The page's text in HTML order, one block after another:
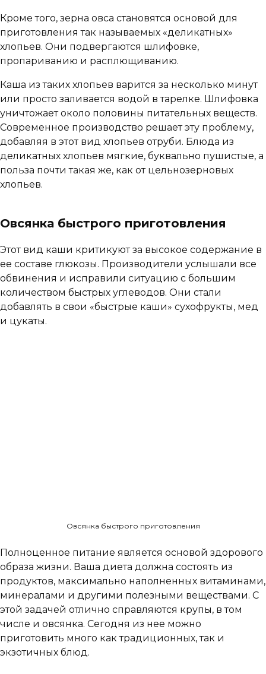
Кроме того, зерна овса становятся основой для
приготовления так называемых «деликатных»
хлопьев. Они подвергаются шлифовке,
пропариванию и расплющиванию.
Каша из таких хлопьев варится за несколько минут
или просто заливается водой в тарелке. Шлифовка
уничтожает около половины питательных веществ.
Современное производство решает эту проблему,
добавляя в этот вид хлопьев отруби. Блюда из
деликатных хлопьев мягкие, буквально пушистые, а
польза почти такая же, как от цельнозерновых
хлопьев.
Овсянка быстрого приготовления
Этот вид каши критикуют за высокое содержание в
ее составе глюкозы. Производители услышали все
обвинения и исправили ситуацию с большим
количеством быстрых углеводов. Они стали
добавлять в свои «быстрые каши» сухофрукты, мед
и цукаты.
Овсянка быстрого приготовления
Полноценное питание является основой здорового
образа жизни. Ваша диета должна состоять из
продуктов, максимально наполненных витаминами,
минералами и другими полезными веществами. С
этой задачей отлично справляются крупы, в том
числе и овсянка. Сегодня из нее можно
приготовить много как традиционных, так и
экзотичных блюд.